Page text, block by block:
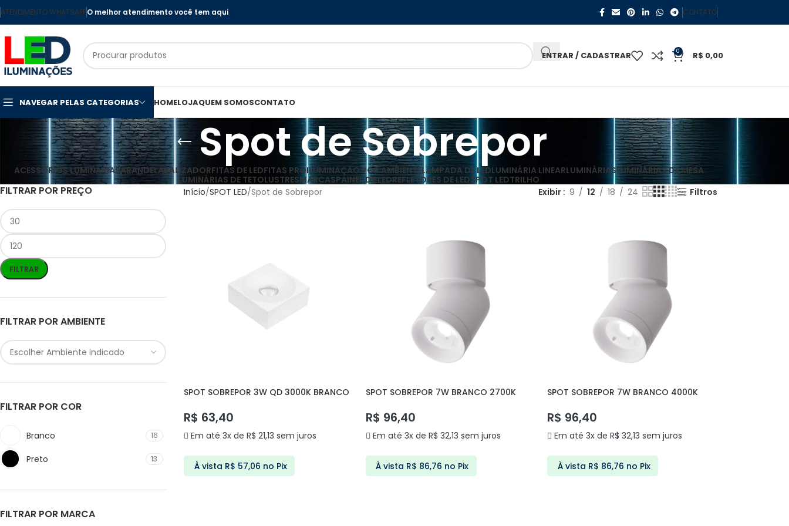
ATENDIMENTO WHATSAPPO melhor atendimento você tem aqui CONTATO
ENTRAR / CADASTRAR 0 R$ 0,00
NAVEGAR PELAS CATEGORIAS HOMELOJAQUEM SOMOSCONTATO
Spot de Sobrepor
ACESSÓRIOS LUMINÁRIASARANDELABALIZADORFITAS DE LEDFITAS PROILUMINAÇÃO POR AMBIENTELÂMPADA DE LEDLUMINÁRIA LINEARLUMINÁRIASLUMINÁRIAS DE MESA
LUMINÁRIAS DE TETOLUSTRESMARCASPAINEL DE LEDREFLETORES DE LEDSPOT LEDTRILHO
FILTRAR POR PREÇO
FILTRAR
FILTRAR POR AMBIENTE
FILTRAR POR COR
Branco 16
Preto 13
FILTRAR POR MARCA
Início SPOT LED Spot de Sobrepor Exibir 9 12 18 24 Filtros
SPOT SOBREPOR 3W QD 3000K BRANCO
R$ 63,40
Em até 3x de R$ 21,13 sem juros
À vista R$ 57,06 no Pix
SPOT SOBREPOR 7W BRANCO 2700K
R$ 96,40
Em até 3x de R$ 32,13 sem juros
À vista R$ 86,76 no Pix
SPOT SOBREPOR 7W BRANCO 4000K
R$ 96,40
Em até 3x deR$ 32,13 sem juros
À vista R$ 86,76 no Pix